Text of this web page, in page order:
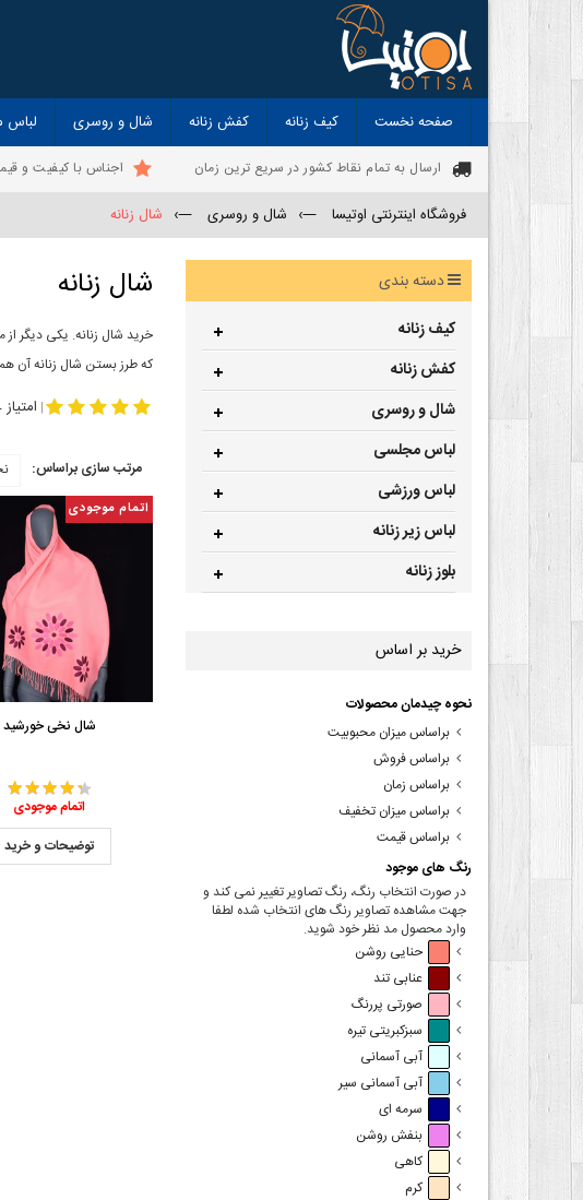
صفحه نخست کیف زنانه کفش زنانه شال و روسری
ارسال به تمام نقاط کشور در سریع ترین زمان اجناس با کیفیت و
فروشگاه اینترنتی اوتیسا —› شال و روسری —› شال زنانه
شال زنانه
خرید شال زنانه. یکی دیگر
که طرز بستن شال زنانه آن
| امتیاز 4.4 از 5
مرتب سازی براساس:
اتمام موجودی
شال نخی خورشید
اتمام موجودی
توضیحات و خرید
دسته بندی
کیف زنانه
کفش زنانه
شال و روسری
لباس مجلسی
لباس ورزشی
لباس زیر زنانه
بلوز زنانه
خرید بر اساس
نحوه چیدمان محصولات
براساس میزان محبوبیت
براساس فروش
براساس زمان
براساس میزان تخفیف
براساس قیمت
رنگ های موجود
در صورت انتخاب رنگ، رنگ تصاویر تغییر نمی کند و
جهت مشاهده تصاویر رنگ های انتخاب شده لطفا
وارد محصول مد نظر خود شوید.
حنایی روشن
عنابی تند
صورتی پررنگ
سبزکبریتی تیره
آبی آسمانی
آبی آسمانی سیر
سرمه ای
بنفش روشن
کاهی
کرم